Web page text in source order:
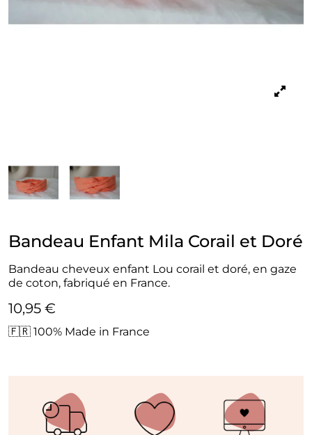
Bandeau Enfant Mila Corail et Doré
Bandeau cheveux enfant Lou corail et doré, en gaze
de coton, fabriqué en France.
10,95 €
🇫🇷 100% Made in France